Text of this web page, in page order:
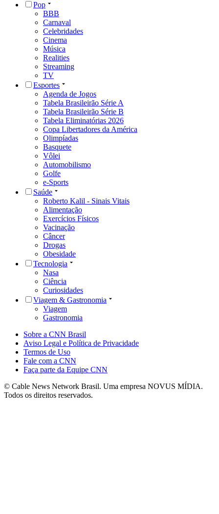
Pop
BBB
Carnaval
Celebridades
Cinema
Música
Realities
Streaming
TV
Esportes
Agenda de Jogos
Tabela Brasileirão Série A
Tabela Brasileirão Série B
Tabela Eliminatórias 2026
Copa Libertadores da América
Olimpíadas
Basquete
Vôlei
Automobilismo
Golfe
e-Sports
Saúde
Roberto Kalil - Sinais Vitais
Alimentação
Exercícios Físicos
Vacinação
Câncer
Drogas
Obesidade
Tecnologia
Nasa
Ciência
Curiosidades
Viagem & Gastronomia
Viagem
Gastronomia
Sobre a CNN Brasil
Aviso Legal e Política de Privacidade
Termos de Uso
Fale com a CNN
Faça parte da Equipe CNN
© Cable News Network Brasil. Uma empresa NOVUS MÍDIA.
Todos os direitos reservados.